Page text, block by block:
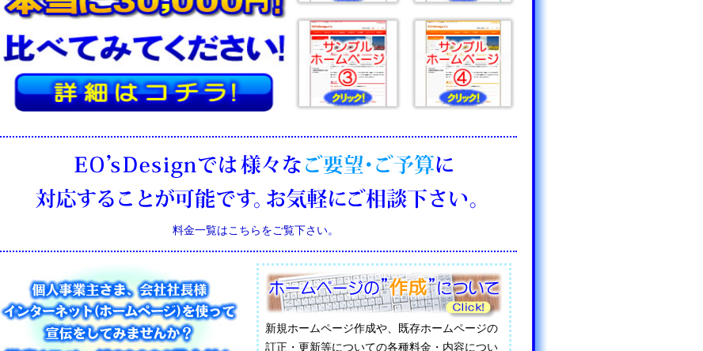
料金一覧はこちらをご覧下さい。
新規ホームページ作成や、既存ホームページの
訂正・更新等についての各種料金・内容につい